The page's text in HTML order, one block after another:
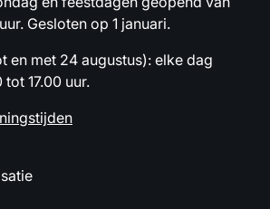
Gesloten op 1 januari.
en met 24 augustus): elke dag
17.00 uur.